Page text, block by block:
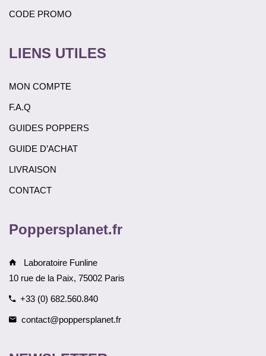
CODE PROMO
LIENS UTILES
MON COMPTE
F.A.Q
GUIDES POPPERS
GUIDE D’ACHAT
LIVRAISON
CONTACT
Poppersplanet.fr
Laboratoire Funline
10 rue de la Paix, 75002 Paris
+33 (0) 682.560.840
contact@poppersplanet.fr